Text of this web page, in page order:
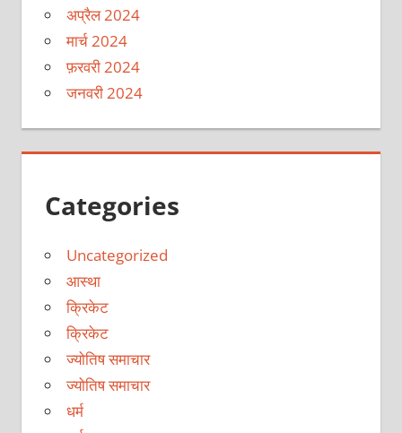
अप्रैल 2024
मार्च 2024
फ़रवरी 2024
जनवरी 2024
Categories
Uncategorized
आस्था
क्रिकेट
क्रिकेट
ज्योतिष समाचार
ज्योतिष समाचार
धर्म